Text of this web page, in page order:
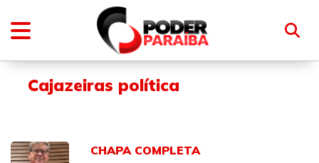
Cajazeiras política
CHAPA COMPLETA